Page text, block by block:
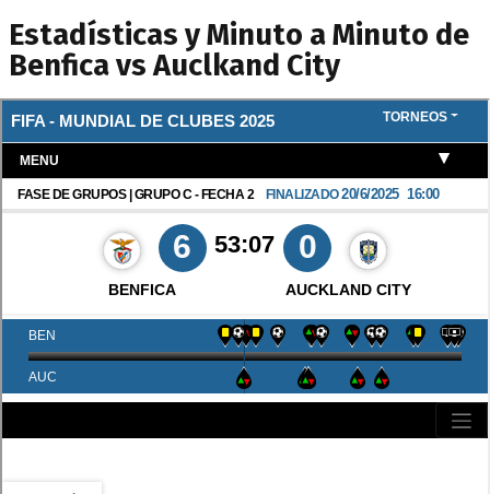
Estadísticas y Minuto a Minuto de
Benfica vs Auclkand City